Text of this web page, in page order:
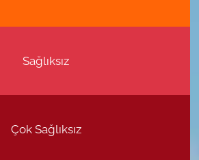
Sağlıksız
Çok Sağlıksız